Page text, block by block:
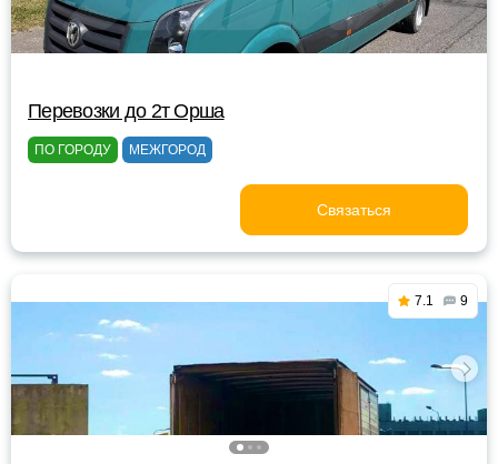
Перевозки до 2т Орша
ПО ГОРОДУ МЕЖГОРОД
Связаться
7.1 9